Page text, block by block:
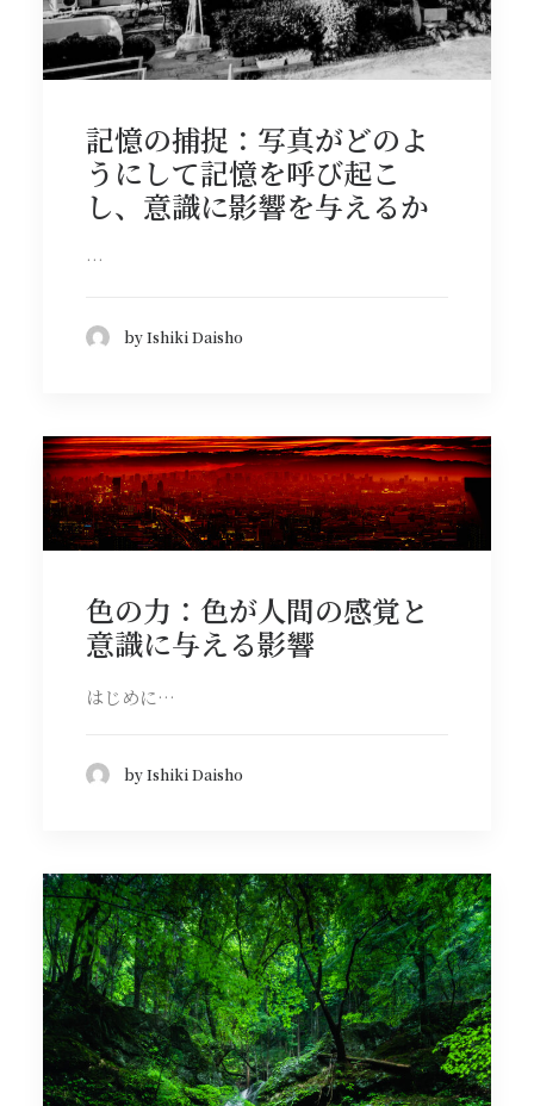
記憶の捕捉：写真がどのよ
うにして記憶を呼び起こ
し、意識に影響を与えるか
…
by Ishiki Daisho
色の力：色が人間の感覚と
意識に与える影響
はじめに…
by Ishiki Daisho